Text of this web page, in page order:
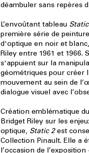
déambuler sans repères
L’envoûtant tableau
première série de
d'optique en noir et
Riley entre 1961 et 1966.
s'appuient sur la
géométriques pour créer
mouvement au sein de
dialogue visuel avec
Création emblématique
Bridget Riley sur les
optique, Static 2est
Collection Pinault. Elle a
l’occasion de